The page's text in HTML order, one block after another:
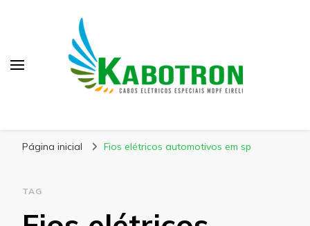
Página inicial Fios elétricos automotivos em sp
TAG